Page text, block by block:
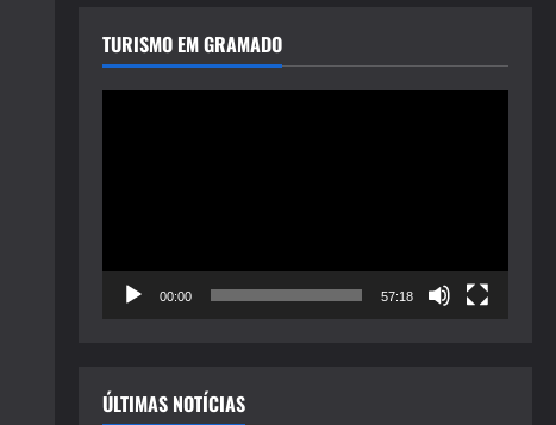
TURISMO EM GRAMADO
00:00 57:18
ÚLTIMAS NOTÍCIAS